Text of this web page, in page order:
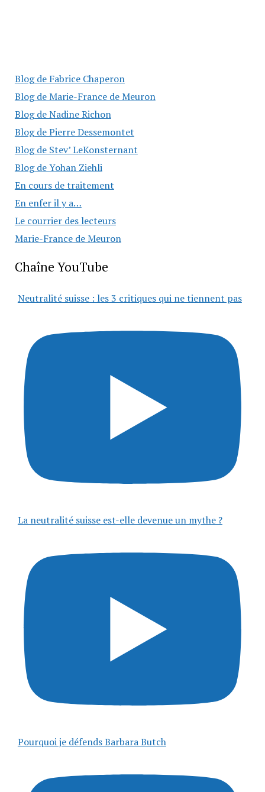
Blog de Fabrice Chaperon
Blog de Marie-France de Meuron
Blog de Nadine Richon
Blog de Pierre Dessemontet
Blog de Stev’ LeKonsternant
Blog de Yohan Ziehli
En cours de traitement
En enfer il y a…
Le courrier des lecteurs
Marie-France de Meuron
Chaîne YouTube
Neutralité suisse : les 3 critiques qui ne tiennent pas
La neutralité suisse est-elle devenue un mythe ?
Pourquoi je défends Barbara Butch